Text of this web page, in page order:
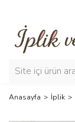
Anasayfa İplik